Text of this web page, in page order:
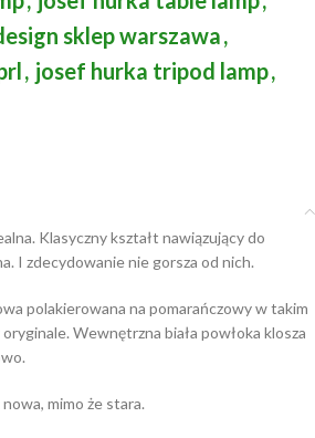
sklep warszawa,
, josef hurka tripod lamp,
Klasyczny kształt nawiązujący do
I zdecydowanie nie gorsza od nich.
polakierowana na pomarańczowy w takim
Wewnętrzna biała powłoka klosza
mimo że stara.